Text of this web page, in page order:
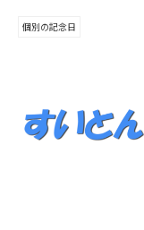
個別の記念日